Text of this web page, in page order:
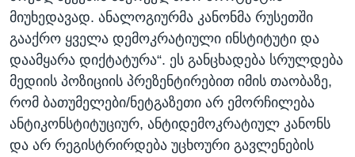
მიუხედავად. ანალოგიურმა კანონმა რუსეთში
გააქრო ყველა დემოკრატიული ინსტიტუტი და
დაამყარა დიქტატურა“. ეს განცხადება სრულდება
მედიის პოზიციის პრეზენტირებით იმის თაობაზე,
რომ ბათუმელები/ნეტგაზეთი არ ემორჩილება
ანტიკონსტიტუციურ, ანტიდემოკრატიულ კანონს
და არ რეგისტრირდება უცხოური გავლენების